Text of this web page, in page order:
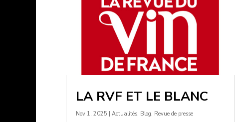
LA RVF ET LE BLANC
Nov 1, 2025 | Actualités, Blog, Revue de presse